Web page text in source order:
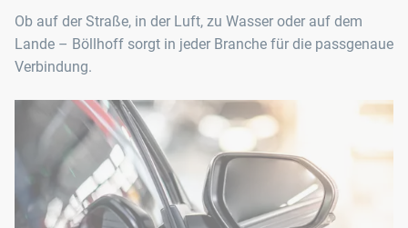
Ob auf der Straße, in der Luft, zu Wasser oder auf dem
Lande – Böllhoff sorgt in jeder Branche für die passgenaue
Verbindung.